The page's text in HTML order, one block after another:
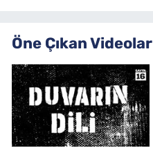
Öne Çıkan Videolar